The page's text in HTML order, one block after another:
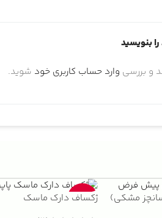
بنویسید
و بررسی وارد حساب کاربری خود شوید.
مشکی)
-22%
ژکساف دارک ماسک